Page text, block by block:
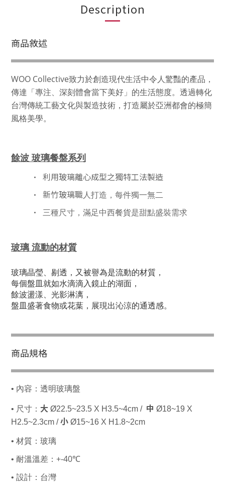
Description
商品敘述
WOO Collective致力於創造現代生活中令人驚豔的產品，
傳達「專注、深刻體會當下美好」的生活態度。透過轉化
台灣傳統工藝文化與製造技術，打造屬於亞洲都會的極簡
風格美學。
餘波 玻璃餐盤系列
• 利用玻璃離心成型之獨特工法製造
• 新竹玻璃職人打造，每件獨一無二
• 三種尺寸，滿足中西餐貨是甜點盛裝需求
玻璃 流動的材質
玻璃晶瑩、剔透，又被譽為是流動的材質，
每個盤皿就如水滴滴入鏡止的湖面，
餘波盪漾、光影淋漓，
盤皿盛著食物或花葉，展現出沁涼的通透感。
商品規格
• 內容：透明玻璃盤
• 尺寸： 大 Ø22.5~23.5 X H3.5~4cm / 中 Ø18~19 X
H2.5~2.3cm /小 Ø15~16 X H1.8~2cm
• 材質： 玻璃
• 耐溫溫差： +-40℃
• 設計：台灣